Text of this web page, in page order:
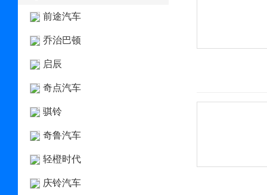
前途汽车
乔治巴顿
启辰
奇点汽车
骐铃
奇鲁汽车
轻橙时代
庆铃汽车